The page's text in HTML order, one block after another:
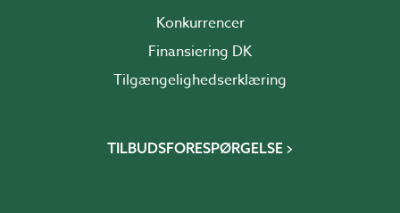
Konkurrencer
Finansiering DK
Tilgængelighedserklæring
TILBUDSFORESPØRGELSE